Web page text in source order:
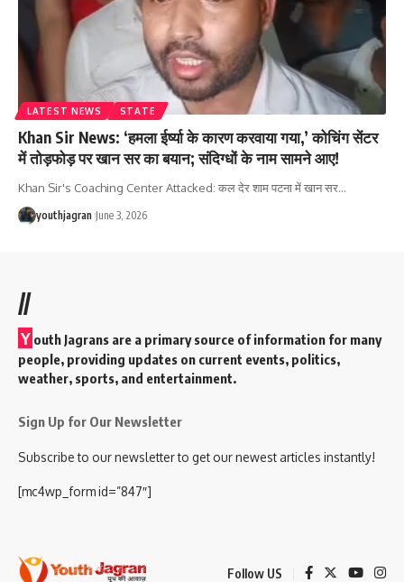
LATEST NEWS STATE
Khan Sir News: ‘हमला ईर्ष्या के कारण करवाया गया,’ कोचिंग सेंटर
में तोड़फोड़ पर खान सर का बयान; संदिग्धों के नाम सामने आए!
Khan Sir's Coaching Center Attacked: कल देर शाम पटना में खान सर…
youthjagran June 3, 2026
//
Y outh Jagrans are a primary source of information for many
people, providing updates on current events, politics,
weather, sports, and entertainment.
Sign Up for Our Newsletter
Subscribe to our newsletter to get our newest articles instantly!
[mc4wp_form id=”847″]
Follow US